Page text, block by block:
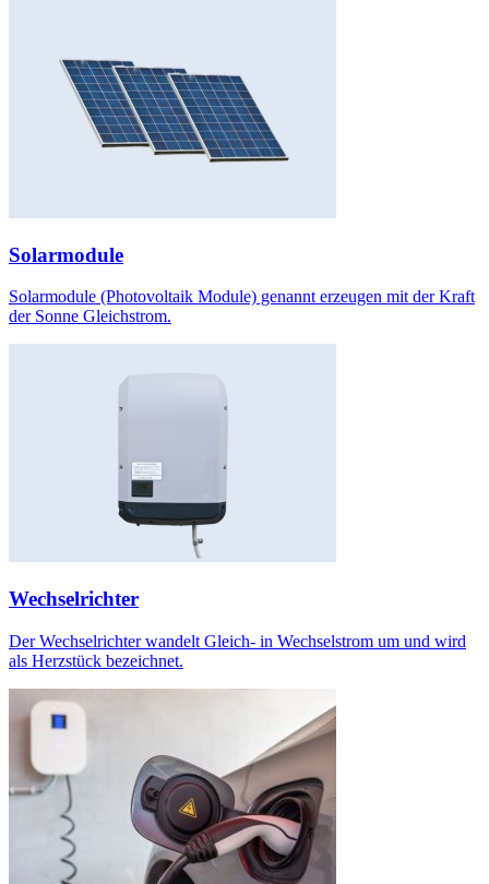
Solarmodule
Solarmodule (Photovoltaik Module) genannt erzeugen mit der Kraft
der Sonne Gleichstrom.
Wechselrichter
Der Wechselrichter wandelt Gleich- in Wechselstrom um und wird
als Herzstück bezeichnet.